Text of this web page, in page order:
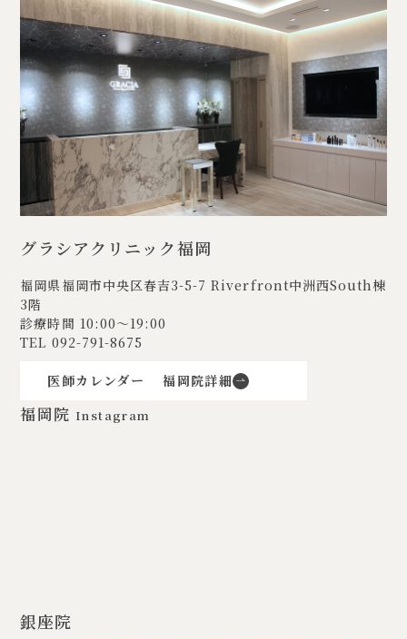
グラシアクリニック福岡
福岡県福岡市中央区春吉3-5-7Riverfront中洲西South棟
3階
診療時間 10:00〜19:00
TEL 092-791-8675
医師カレンダー 福岡院詳細
福岡院 Instagram
銀座院